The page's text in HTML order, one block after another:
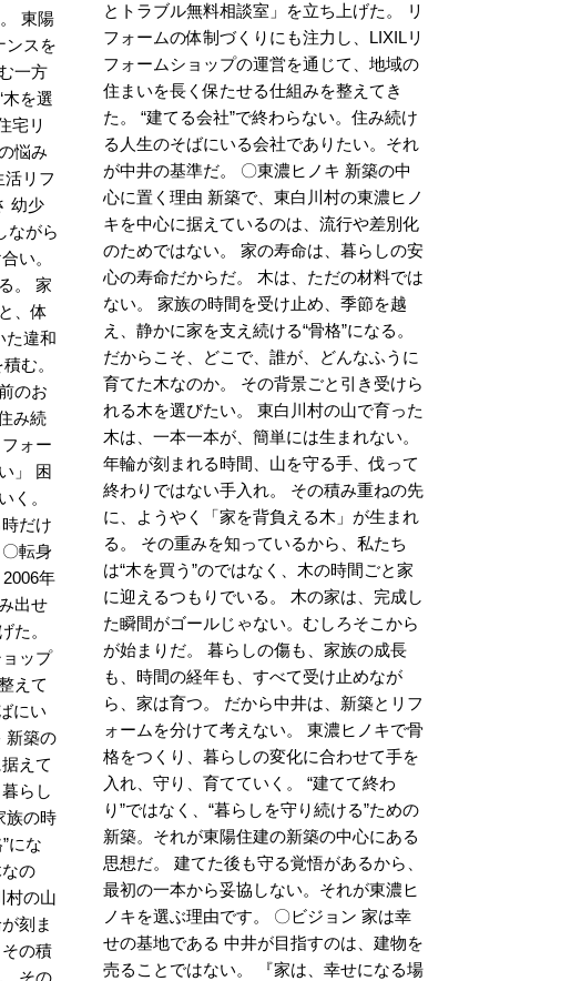
東陽
ンスを
一方
を選
宅リ
悩み
リフ
幼少
ながら
い。
。 家
、体
た違和
む。
のお
み続
ォー
」 困
く。
だけ
転身
年
出せ
た。
ップ
えて
にい
新築の
えて
らし
族の時
にな
の
村の山
刻ま
の積
その
とトラブル無料相談室」を立ち上げた。 リ
フォームの体制づくりにも注力し、LIXILリ
フォームショップの運営を通じて、地域の
住まいを長く保たせる仕組みを整えてき
た。 “建てる会社”で終わらない。住み続け
る人生のそばにいる会社でありたい。それ
が中井の基準だ。 〇東濃ヒノキ 新築の中
心に置く理由 新築で、東白川村の東濃ヒノ
キを中心に据えているのは、流行や差別化
のためではない。 家の寿命は、暮らしの安
心の寿命だからだ。 木は、ただの材料では
ない。 家族の時間を受け止め、季節を越
え、静かに家を支え続ける“骨格”になる。
だからこそ、どこで、誰が、どんなふうに
育てた木なのか。 その背景ごと引き受けら
れる木を選びたい。 東白川村の山で育った
木は、一本一本が、簡単には生まれない。
年輪が刻まれる時間、山を守る手、伐って
終わりではない手入れ。 その積み重ねの先
に、ようやく「家を背負える木」が生まれ
る。 その重みを知っているから、私たち
は“木を買う”のではなく、木の時間ごと家
に迎えるつもりでいる。 木の家は、完成し
た瞬間がゴールじゃない。むしろそこから
が始まりだ。 暮らしの傷も、家族の成長
も、時間の経年も、すべて受け止めなが
ら、家は育つ。 だから中井は、新築とリフ
ォームを分けて考えない。 東濃ヒノキで骨
格をつくり、暮らしの変化に合わせて手を
入れ、守り、育てていく。 “建てて終わ
り”ではなく、“暮らしを守り続ける”ための
新築。それが東陽住建の新築の中心にある
思想だ。 建てた後も守る覚悟があるから、
最初の一本から妥協しない。それが東濃ヒ
ノキを選ぶ理由です。 〇ビジョン 家は幸
せの基地である 中井が目指すのは、建物を
売ることではない。 『家は、幸せになる場